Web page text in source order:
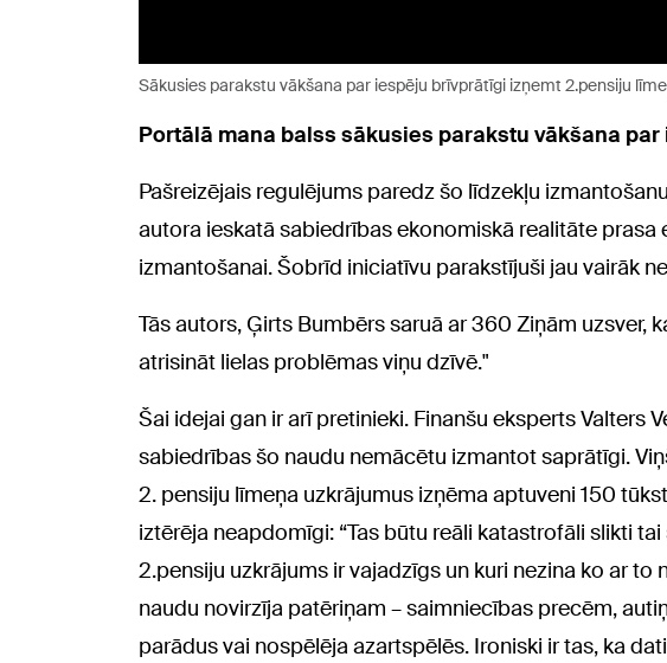
Sākusies parakstu vākšana par iespēju brīvprātīgi izņemt 2.pensiju
Portālā mana balss sākusies parakstu vākšana
Pašreizējais regulējums paredz šo līdzekļu
autora ieskatā sabiedrības ekonomiskā realitāte prasa
izmantošanai. Šobrīd iniciatīvu parakstījuši jau vairāk
Tās autors, Ģirts Bumbērs saruā ar 360 Ziņām uzsver,
atrisināt lielas problēmas viņu dzīvē."
Šai idejai gan ir arī pretinieki. Finanšu eksperts Valters
sabiedrības šo naudu nemācētu izmantot saprātīgi.
2. pensiju līmeņa uzkrājumus izņēma aptuveni 150
iztērēja neapdomīgi: “Tas būtu reāli katastrofāli slikti
2.pensiju uzkrājums ir vajadzīgs un kuri nezina ko ar
naudu novirzīja patēriņam – saimniecības precēm,
parādus vai nospēlēja azartspēlēs. Ironiski ir tas, ka